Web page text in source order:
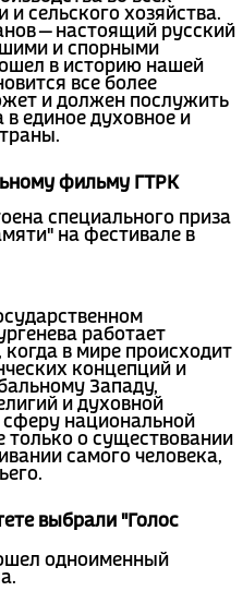
сельского хозяйства.
— настоящий русский
и спорными
в историю нашей
все более
и должен послужить
единое духовное и
фильму ГТРК
специального приза
на фестивале в
работает
когда в мире происходит
концепций и
Западу,
и духовной
сферу национальной
только о существовании
самого человека,
выбрали "Голос
одноименный